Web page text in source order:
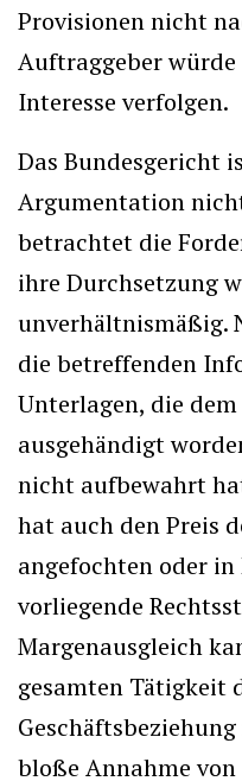
Provisionen nicht
Auftraggeber
Interesse verfolgen.
Das Bundesgericht
Argumentation
betrachtet die
ihre Durchsetzung
unverhältnismäßig.
die betreffenden
Unterlagen, die
ausgehändigt
nicht aufbewahrt
hat auch den Preis
angefochten oder
vorliegende
Margenausgleich
gesamten Tätigkeit
bloße Annahme